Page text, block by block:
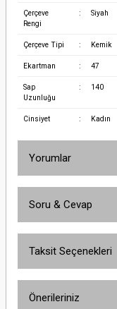
Çerçeve
Rengi
: Siyah
Çerçeve Tipi : Kemik
Ekartman : 47
Sap
Uzunluğu
: 140
Cinsiyet : Kadın
Yorumlar
Soru & Cevap
Taksit Seçenekleri
Önerileriniz